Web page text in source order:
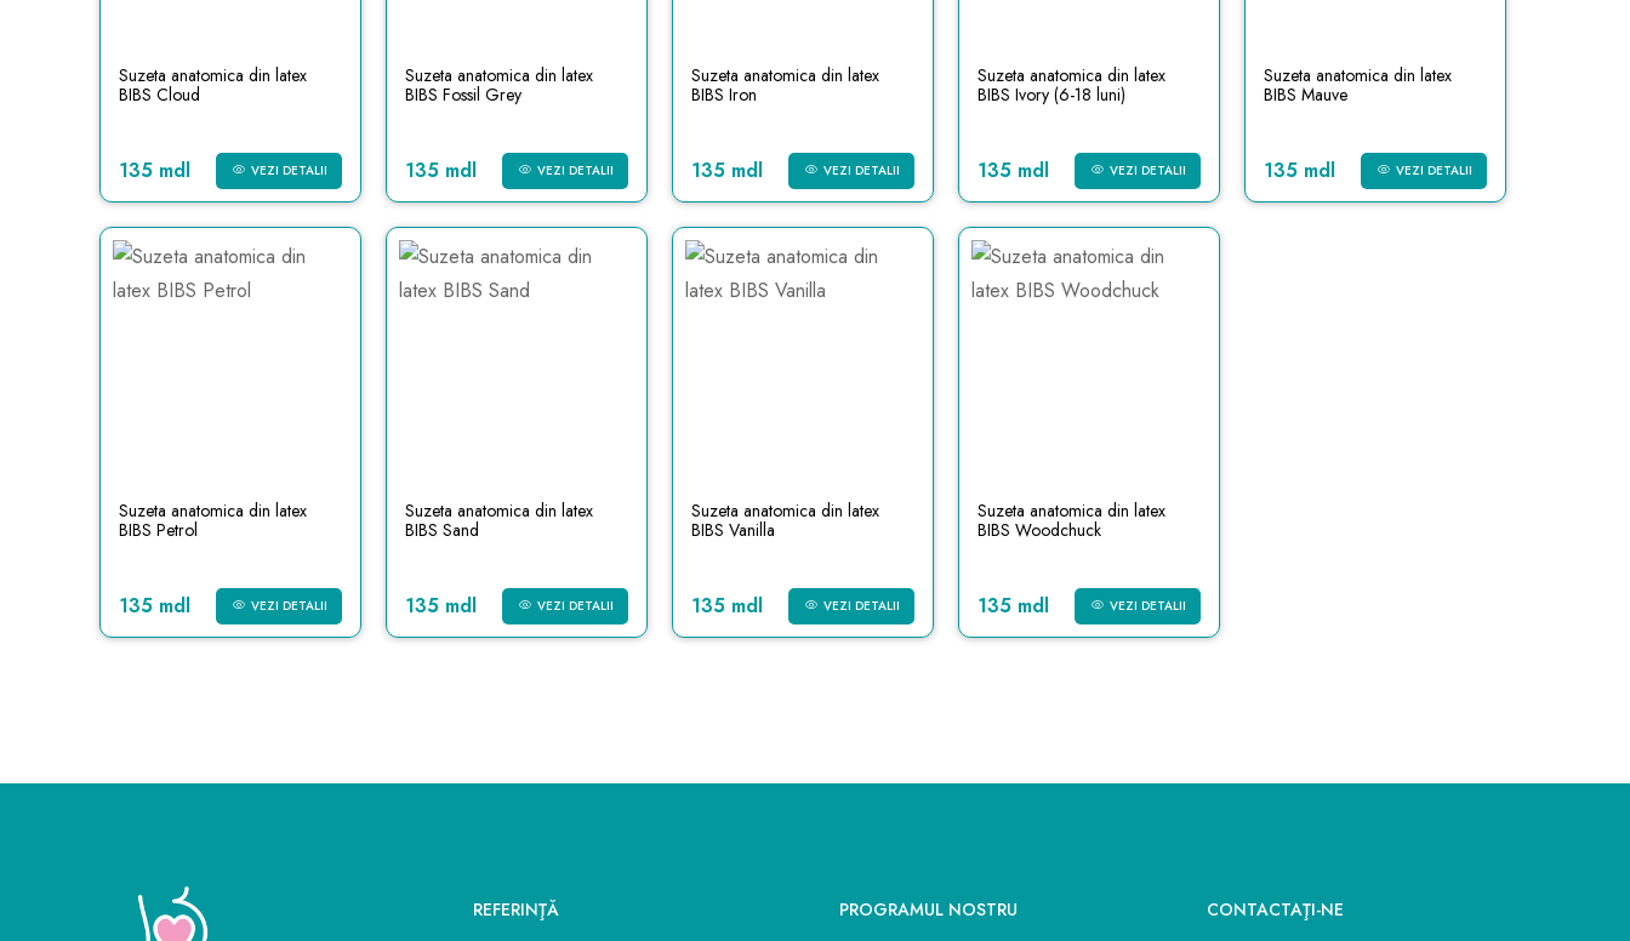
Suzeta anatomica din latex
BIBS Cloud
135 mdl VEZI DETALII
Suzeta anatomica din latex
BIBS Fossil Grey
135 mdl VEZI DETALII
Suzeta anatomica din latex
BIBS Iron
135 mdl VEZI DETALII
Suzeta anatomica din latex
BIBS Ivory (6-18 luni)
135 mdl VEZI DETALII
Suzeta anatomica din latex
BIBS Mauve
135 mdl VEZI DETALII
Suzeta anatomica din latex
BIBS Petrol
135 mdl VEZI DETALII
Suzeta anatomica din latex
BIBS Sand
135 mdl VEZI DETALII
Suzeta anatomica din latex
BIBS Vanilla
135 mdl VEZI DETALII
Suzeta anatomica din latex
BIBS Woodchuck
135 mdl VEZI DETALII
REFERINŢĂ PROGRAMUL NOSTRU CONTACTAŢI-NE